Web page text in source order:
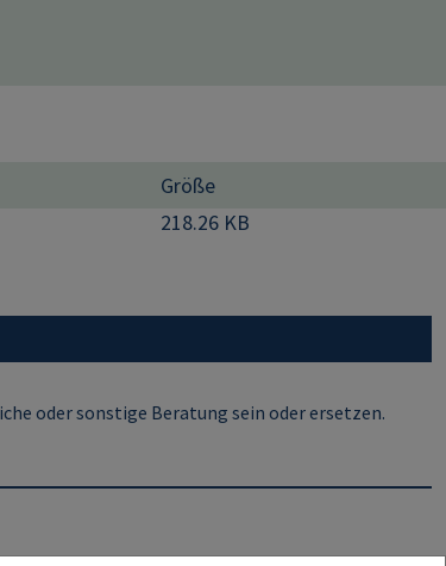
Größe
218.26 KB
oder sonstige Beratung sein oder ersetzen.